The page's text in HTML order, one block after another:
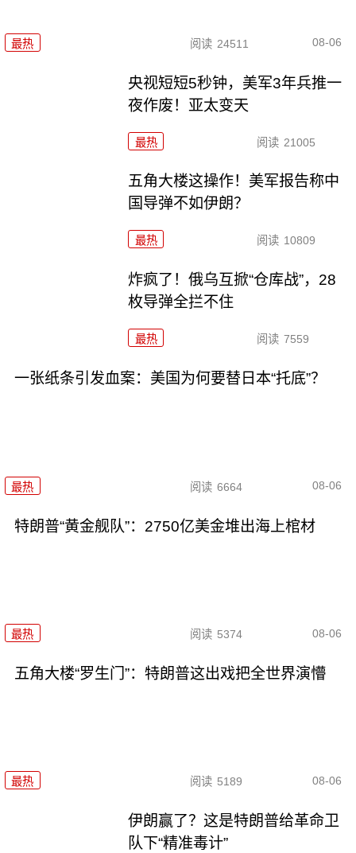
最热 阅读 24511 08-06
央视短短5秒钟，美军3年兵推一
夜作废！亚太变天
最热 阅读 21005
五角大楼这操作！美军报告称中
国导弹不如伊朗？
最热 阅读 10809
炸疯了！俄乌互掀“仓库战”，28
枚导弹全拦不住
最热 阅读 7559
一张纸条引发血案：美国为何要替日本“托底”？
最热 阅读 6664 08-06
特朗普“黄金舰队”：2750亿美金堆出海上棺材
最热 阅读 5374 08-06
五角大楼“罗生门”：特朗普这出戏把全世界演懵
最热 阅读 5189 08-06
伊朗赢了？这是特朗普给革命卫
队下“精准毒计”